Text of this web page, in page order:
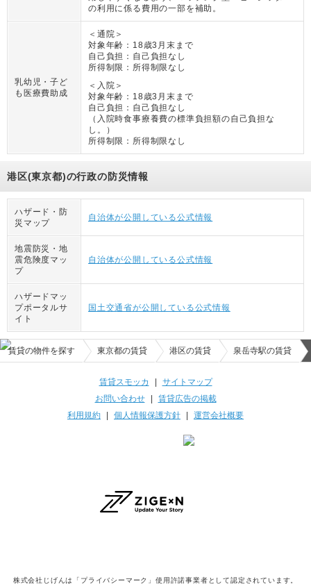
の利用に係る費用の一部を補助。
乳幼児・子ど
も医療費助成
＜通院＞
対象年齢： 18歳3月末まで
自己負担： 自己負担なし
所得制限： 所得制限なし
＜入院＞
対象年齢： 18歳3月末まで
自己負担： 自己負担なし
（ 入院時食事療養費の標準負担額の自己負担な
し。
）
所得制限： 所得制限なし
港区(東京都)の行政の防災情報
ハザード・防
災マップ
自治体が公開している公式情報
地震防災・地
震危険度マッ
プ
自治体が公開している公式情報
ハザードマッ
プポータルサ
イト
国土交通省が公開している公式情報
賃貸の物件を探す 東京都の賃貸 港区の賃貸 泉岳寺駅の賃貸
賃貸スモッカ
サイトマップ
お問い合わせ| 賃貸広告の掲載
利用規約
個人情報保護方針 運営会社概要
株式会社じげんは「プライバシーマーク」使用許諾事業者として認定されています。